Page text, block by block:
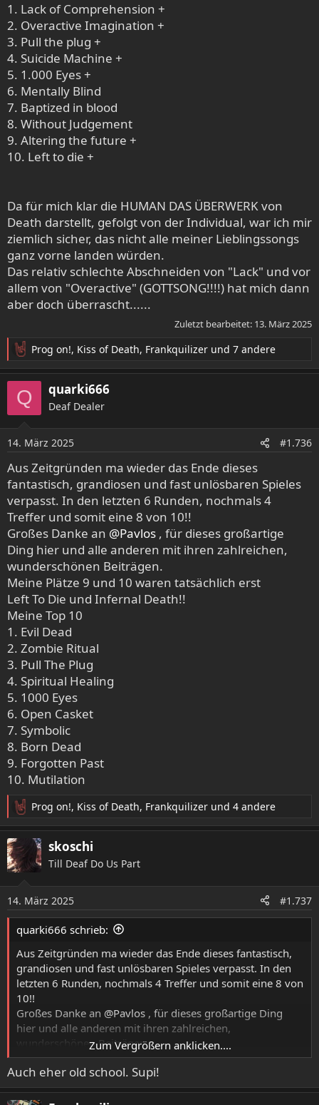
1. Lack of Comprehension +
2. Overactive Imagination +
3. Pull the plug +
4. Suicide Machine +
5. 1.000 Eyes +
6. Mentally Blind
7. Baptized in blood
8. Without Judgement
9. Altering the future +
10. Left to die +
Da für mich klar die HUMAN DAS ÜBERWERK von
Death darstellt, gefolgt von der Individual, war ich mir
ziemlich sicher, das nicht alle meiner Lieblingssongs
ganz vorne landen würden.
Das relativ schlechte Abschneiden von "Lack" und vor
allem von "Overactive" (GOTTSONG!!!!) hat mich dann
aber doch überrascht......
Zuletzt bearbeitet: 13. März 2025
R
e
a
n
e
n
:
Prog on!, Kiss of Death, Frankquilizer und 7 andere
Q quarki666
Deaf Dealer
14. März 2025 #1.736
Aus Zeitgründen ma wieder das Ende dieses
fantastisch, grandiosen und fast unlösbaren Spieles
verpasst. In den letzten 6 Runden, nochmals 4
Treffer und somit eine 8 von 10!!
Großes Danke an @Pavlos , für dieses großartige
Ding hier und alle anderen mit ihren zahlreichen,
wunderschönen Beiträgen.
Meine Plätze 9 und 10 waren tatsächlich erst
Left To Die und Infernal Death!!
Meine Top 10
1. Evil Dead
2. Zombie Ritual
3. Pull The Plug
4. Spiritual Healing
5. 1000 Eyes
6. Open Casket
7. Symbolic
8. Born Dead
9. Forgotten Past
10. Mutilation
R
e
a
k
t
n
e
n
Prog on!, Kiss of Death, Frankquilizer und 4 andere
skoschi
Till Deaf Do Us Part
14. März 2025 #1.737
quarki666 schrieb:
Aus Zeitgründen ma wieder das Ende dieses fantastisch,
grandiosen und fast unlösbaren Spieles verpasst. In den
letzten 6 Runden, nochmals 4 Treffer und somit eine 8 von
10!!
Großes Danke an @Pavlos , für dieses großartige Ding
hier und alle anderen mit ihren zahlreichen,
wunderschönen Beiträgen.
Meine Plätze 9 und 10 waren tatsächlich erst
Left To Die und Infernal Death!!
Meine Top 10
Zum Vergrößern anklicken....
Auch eher old school. Supi!